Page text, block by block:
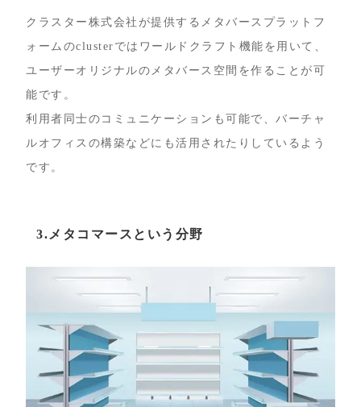
クラスター株式会社が提供するメタバースプラットフ
ォームのclusterではワールドクラフト機能を用いて、
ユーザーオリジナルのメタバース空間を作ることが可
能です。
利用者同士のコミュニケーションも可能で、バーチャ
ルオフィスの構築などにも活用されたりしているよう
です。
3.メタコマースという分野